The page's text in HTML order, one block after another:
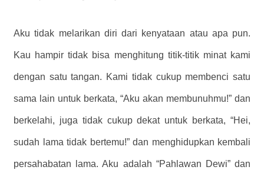
Aku tidak melarikan diri dari kenyataan atau apa pun.
Kau hampir tidak bisa menghitung titik-titik minat kami
dengan satu tangan. Kami tidak cukup membenci satu
sama lain untuk berkata, “Aku akan membunuhmu!” dan
berkelahi, juga tidak cukup dekat untuk berkata, “Hei,
sudah lama tidak bertemu!” dan menghidupkan kembali
persahabatan lama. Aku adalah “Pahlawan Dewi” dan